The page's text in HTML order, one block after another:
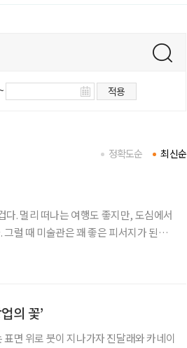
적용
최신순
정확도순
럴 때 미술관은 꽤 좋은 피서지가 된다.
의 꽃’
면 위로 붓이 지나가자 진달래와 카네이